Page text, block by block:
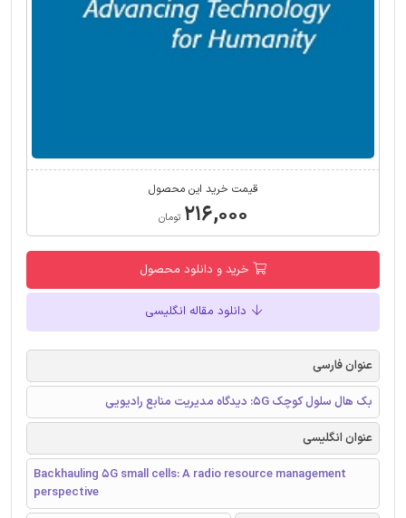
قیمت خرید این محصول
۲۱۶,۰۰۰ تومان
خرید و دانلود محصول
دانلود مقاله انگلیسی
عنوان فارسی
بک هال سلول کوچک 5G: دیدگاه مدیریت منابع رادیویی
عنوان انگلیسی
Backhauling 5G small cells: A radio resource management
perspective